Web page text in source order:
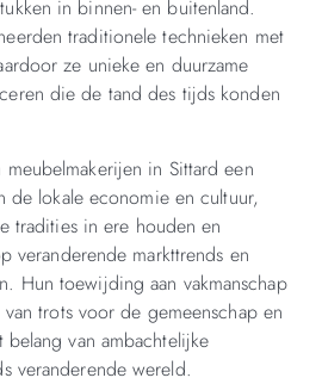
in binnen- en buitenland.
traditionele technieken met
ze unieke en duurzame
die de tand des tijds konden
in Sittard een
de lokale economie en cultuur,
tradities in ere houden en
veranderende markttrends en
Hun toewijding aan vakmanschap
trots voor de gemeenschap en
van ambachtelijke
veranderende wereld.